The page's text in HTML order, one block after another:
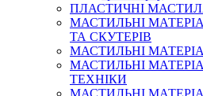
ПЛАСТИЧНІ
МАСТИЛЬНІ
ТА СКУТЕРІВ
МАСТИЛЬНІ
МАСТИЛЬНІ
ТЕХНІКИ